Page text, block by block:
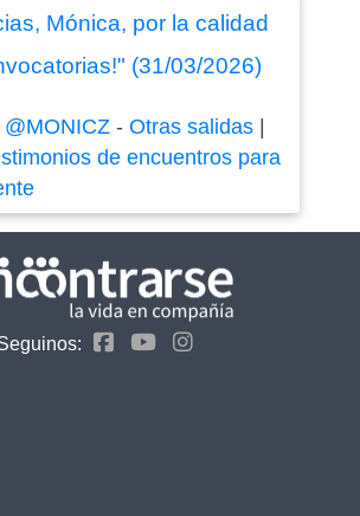
Mónica, por la calidad
(31/03/2026)
@MONICZ- Otras salidas|
de encuentros para